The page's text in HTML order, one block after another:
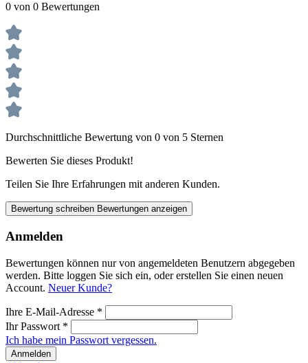
0 von 0 Bewertungen
Durchschnittliche Bewertung von 0 von 5 Sternen
Bewerten Sie dieses Produkt!
Teilen Sie Ihre Erfahrungen mit anderen Kunden.
Bewertung schreiben Bewertungen anzeigen
Anmelden
Bewertungen können nur von angemeldeten Benutzern abgegeben
werden. Bitte loggen Sie sich ein, oder erstellen Sie einen neuen
Account. Neuer Kunde?
Ihre E-Mail-Adresse *
Ihr Passwort *
Ich habe mein Passwort vergessen.
Anmelden